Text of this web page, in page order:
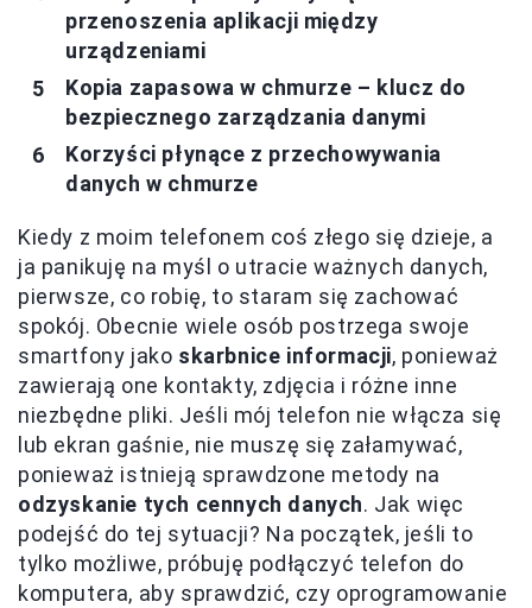
przenoszenia aplikacji między
urządzeniami
Kopia zapasowa w chmurze – klucz do
bezpiecznego zarządzania danymi
Korzyści płynące z przechowywania
danych w chmurze
Kiedy z moim telefonem coś złego się dzieje, a
ja panikuję na myśl o utracie ważnych danych,
pierwsze, co robię, to staram się zachować
spokój. Obecnie wiele osób postrzega swoje
smartfony jako skarbnice informacji, ponieważ
zawierają one kontakty, zdjęcia i różne inne
niezbędne pliki. Jeśli mój telefon nie włącza się
lub ekran gaśnie, nie muszę się załamywać,
ponieważ istnieją sprawdzone metody na
odzyskanie tych cennych danych. Jak więc
podejść do tej sytuacji? Na początek, jeśli to
tylko możliwe, próbuję podłączyć telefon do
komputera, aby sprawdzić, czy oprogramowanie